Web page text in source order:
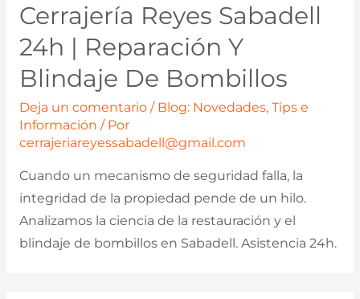
Cerrajería Reyes Sabadell
24h | Reparación Y
Blindaje De Bombillos
Deja un comentario / Blog: Novedades, Tips e
Información / Por
cerrajeriareyessabadell@gmail.com
Cuando un mecanismo de seguridad falla, la
integridad de la propiedad pende de un hilo.
Analizamos la ciencia de la restauración y el
blindaje de bombillos en Sabadell. Asistencia 24h.